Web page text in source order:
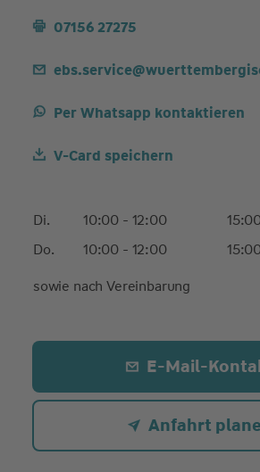
07156 27275
Per Whatsapp kontaktieren
V-Card speichern
Di. 10:00 - 12:00
Do.
10:00 - 12:00
sowie nach Vereinbarung
E-Mail-
Anfahrt